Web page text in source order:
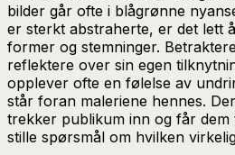
bilder går ofte i blågrønne
er sterkt abstraherte, er det lett
former og stemninger.
reflektere over sin egen
opplever ofte en følelse av
står foran maleriene hennes.
trekker publikum inn og får dem
stille spørsmål om hvilken